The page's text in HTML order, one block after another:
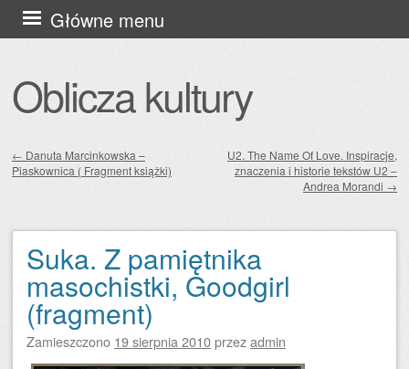
Oblicza kultury
Główne menu
Przejdź
do
Zobacz wpisy
← Danuta Marcinkowska –
Piaskownica ( Fragment książki)
U2. The Name Of Love. Inspiracje,
znaczenia i historie tekstów U2 –
Andrea Morandi →
Suka. Z pamiętnika
masochistki, Goodgirl
(fragment)
Zamieszczono 19 sierpnia 2010przezadmin